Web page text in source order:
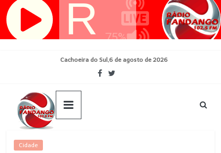
Pular
para
Cachoeira do Sul,6 de agosto de 2026
Cidade